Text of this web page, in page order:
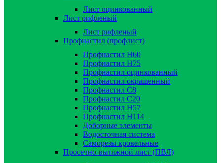
Лист оцинкованный
Лист рифленый
Лист рифленый
Профнастил (профлист)
Профнастил Н60
Профнастил Н75
Профнастил оцинкованный
Профнастил окрашенный
Профнастил С8
Профнастил С20
Профнастил Н57
Профнастил Н114
Доборные элементы
Водосточная система
Саморезы кровельные
Просечно-вытяжной лист (ПВЛ)